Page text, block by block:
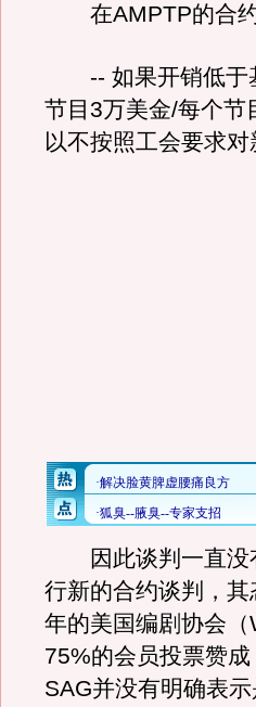
在AMPTP的合约
-- 如果开销低于
节目3万美金/每个节
以不按照工会要求对
因此谈判一直没
行新的合约谈判，
年的美国编剧协会
75%的会员投票赞
SAG并没有明确表